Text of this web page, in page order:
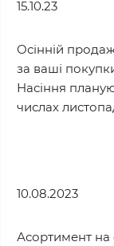
15.10.23
Осінній
за ваші
Насіння
числах
10.08.2023
Асортимент на